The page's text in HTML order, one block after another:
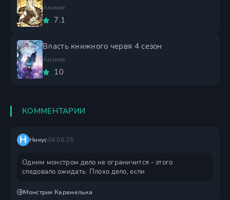
Аниме
7.1
Власть книжного червя 4 сезон
Аниме
10
КОММЕНТАРИИ
Н Никус04.08.26
Одним монстром дело не ограничится - этого
следовало ожидать. Плохо дело, если
Монстрик Карамелька